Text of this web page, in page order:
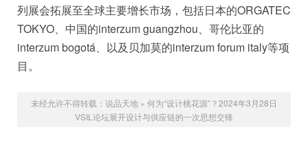
列展会拓展至全球主要增长市场，包括日本的ORGATEC
TOKYO、中国的interzum guangzhou、哥伦比亚的
interzum bogotá、以及贝加莫的interzum forum italy等项
目。
未经允许不得转载： 说品天地 » 何为“设计桃花源”？2024年3月28日
VSIL论坛展开设计与供应链的一次思想交锋